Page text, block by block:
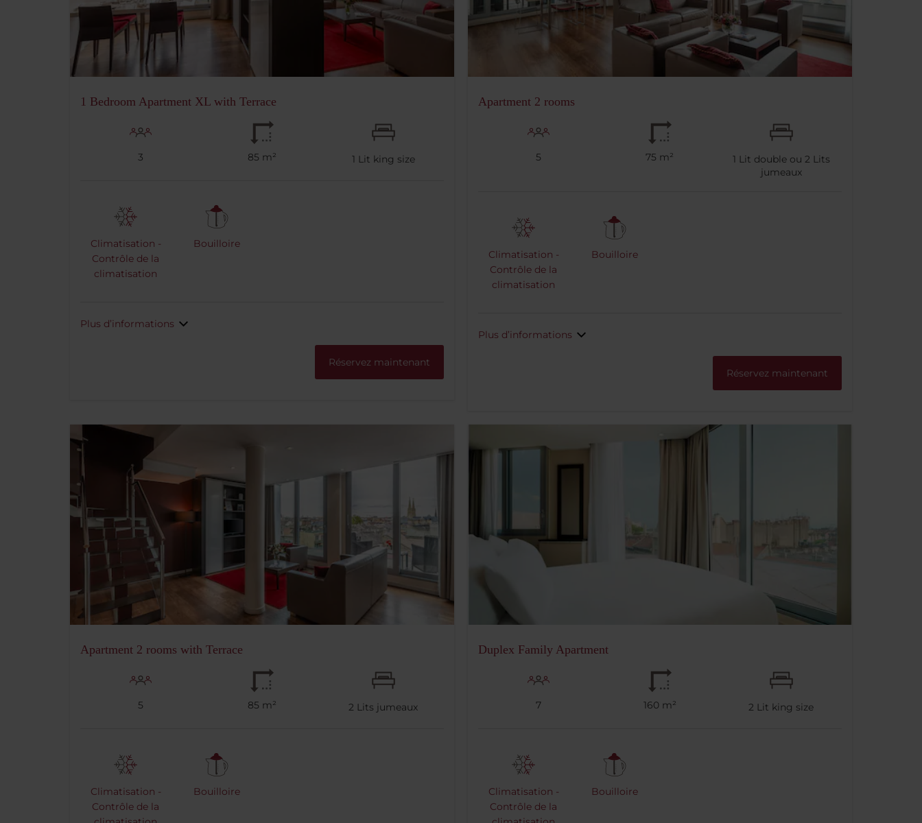
1 Bedroom Apartment XL with Terrace
3 85 m² 1 Lit king size
Climatisation -
Contrôle de la
climatisation
Bouilloire
Plus d’informations
Réservez maintenant
Apartment 2 rooms
5 75 m² 1 Lit double ou 2 Lits
jumeaux
Climatisation -
Contrôle de la
climatisation
Bouilloire
Plus d’informations
Réservez maintenant
Apartment 2 rooms with Terrace
5 85 m² 2 Lits jumeaux
Climatisation -
Contrôle de la
Bouilloire
Duplex Family Apartment
7 160 m² 2 Lit king size
Climatisation -
Contrôle de la
Bouilloire